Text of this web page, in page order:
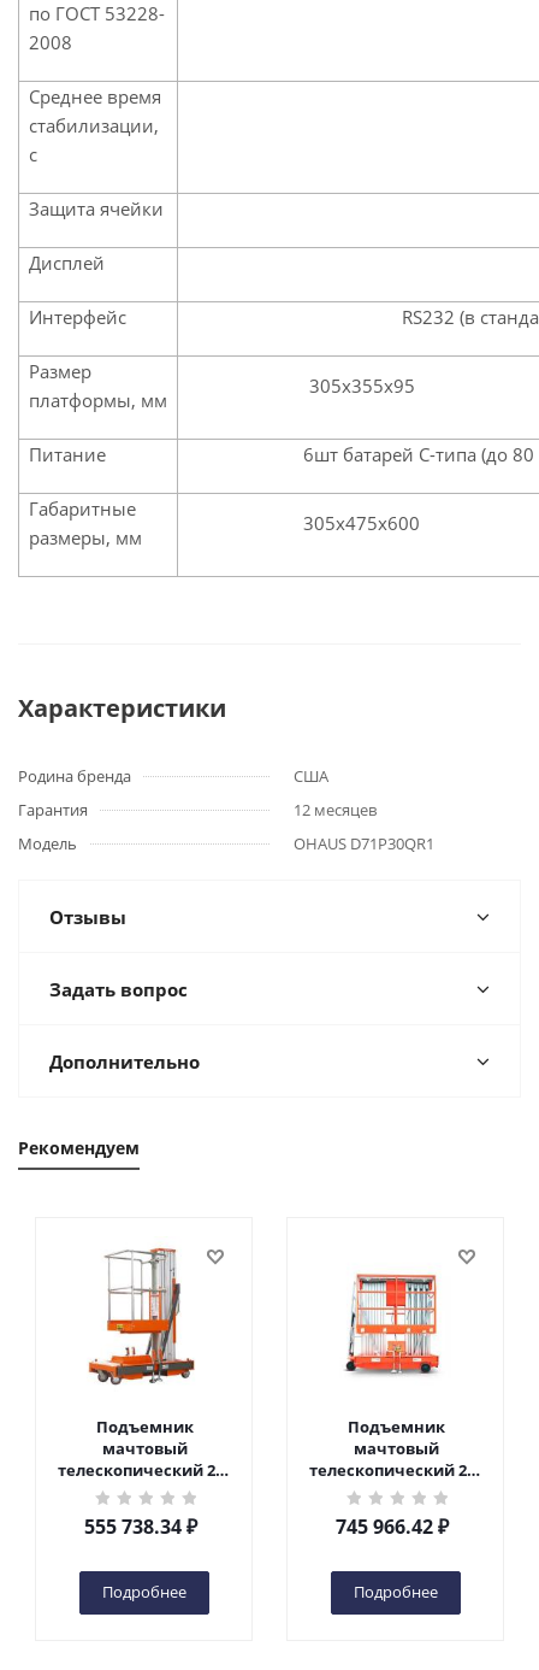
по ГОСТ 53228-
2008
Среднее время
стабилизации,
с
Защита ячейки
Дисплей
Интерфейс RS232 (в
Размер
платформы, мм
305х355х95
Питание 6шт батарей С-типа (до
Габаритные
размеры, мм
305х475х600
Характеристики
Родина бренда
США
Гарантия
12 месяцев
Модель
OHAUS D71P30QR1
Отзывы
Задать вопрос
Дополнительно
Рекомендуем
Подъемник
мачтовый
телескопический 200
кг 6 м TOR GTWY6-200S
DC 2-мачтовый
(автономный) (G) в
555 738.34₽
Подробнее
Подъемник
мачтовый
телескопический 200
кг 10 м TOR GTWY10-
200S DC 2-мачтовый
(автономный) (N) в
745 966.42₽
Подробнее